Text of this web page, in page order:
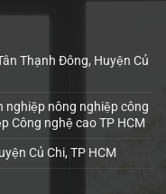
Thạnh Đông, Huyện Củ
nghiệp nông nghiệp công
Công nghệ cao TP HCM
Củ Chi, TP HCM